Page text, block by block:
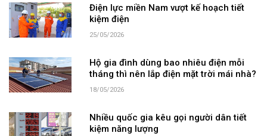
Điện lực miền Nam vượt kế hoạch tiết
kiệm điện
25/05/2026
Hộ gia đình dùng bao nhiêu điện mỗi
tháng thì nên lắp điện mặt trời mái nhà?
18/05/2026
Nhiều quốc gia kêu gọi người dân tiết
kiệm năng lượng